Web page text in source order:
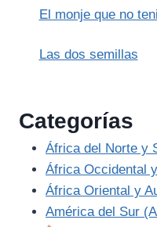
El monje que no
Las dos semillas
Categorías
África del Norte y
África Occidental
África Oriental y
América del Sur